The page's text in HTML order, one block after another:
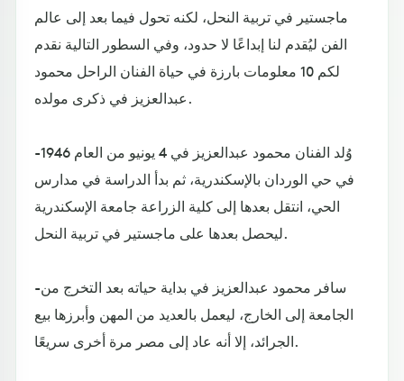
ماجستير في تربية النحل، لكنه تحول فيما بعد إلى عالم
الفن ليُقدم لنا إبداعًا لا حدود، وفي السطور التالية نقدم
لكم 10 معلومات بارزة في حياة الفنان الراحل محمود
عبدالعزيز في ذكرى مولده.
-وُلد الفنان محمود عبدالعزيز في 4 يونيو من العام 1946
في حي الوردان بالإسكندرية، ثم بدأ الدراسة في مدارس
الحي، انتقل بعدها إلى كلية الزراعة جامعة الإسكندرية
ليحصل بعدها على ماجستير في تربية النحل.
-سافر محمود عبدالعزيز في بداية حياته بعد التخرج من
الجامعة إلى الخارج، ليعمل بالعديد من المهن وأبرزها بيع
الجرائد، إلا أنه عاد إلى مصر مرة أخرى سريعًا.